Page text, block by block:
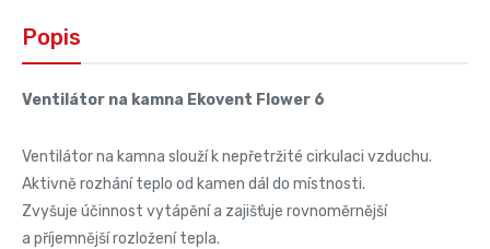
Popis
Ventilátor na kamna Ekovent Flower 6
Ventilátor na kamna slouží k nepřetržité cirkulaci vzduchu.
Aktivně rozhání teplo od kamen dál do místnosti.
Zvyšuje účinnost vytápění a zajišťuje rovnoměrnější
a příjemnější rozložení tepla.